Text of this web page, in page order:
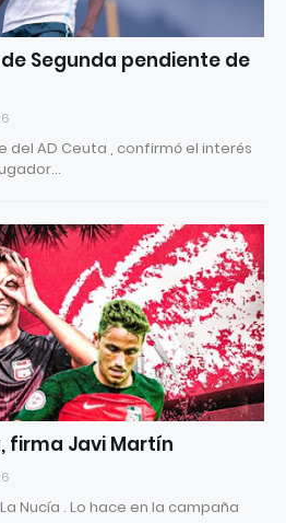
Segunda pendiente de
del AD Ceuta , confirmó el interés
firma Javi Martín
Nucía . Lo hace en la campaña